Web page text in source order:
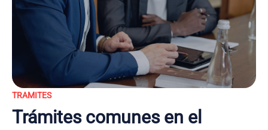
TRAMITES
Trámites comunes en el